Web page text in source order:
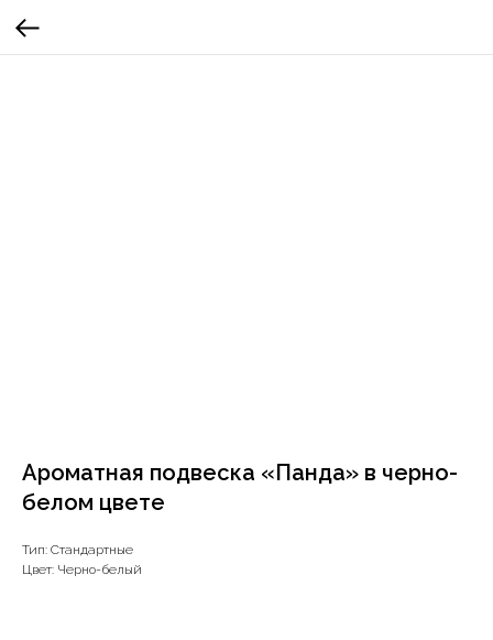
Ароматная подвеска «Панда» в черно-
белом цвете
Тип: Стандартные
Цвет: Черно-белый